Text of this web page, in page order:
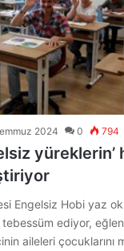
2024 0 794
yüreklerin’
Engelsiz Hobi yaz
ediyor,
aileleri çocuklarını